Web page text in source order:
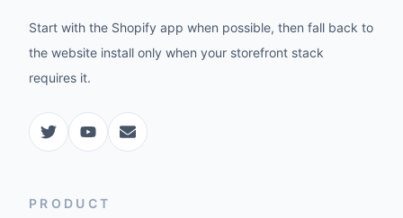
Start with the Shopify app when possible, then fall back to
the website install only when your storefront stack
requires it.
PRODUCT